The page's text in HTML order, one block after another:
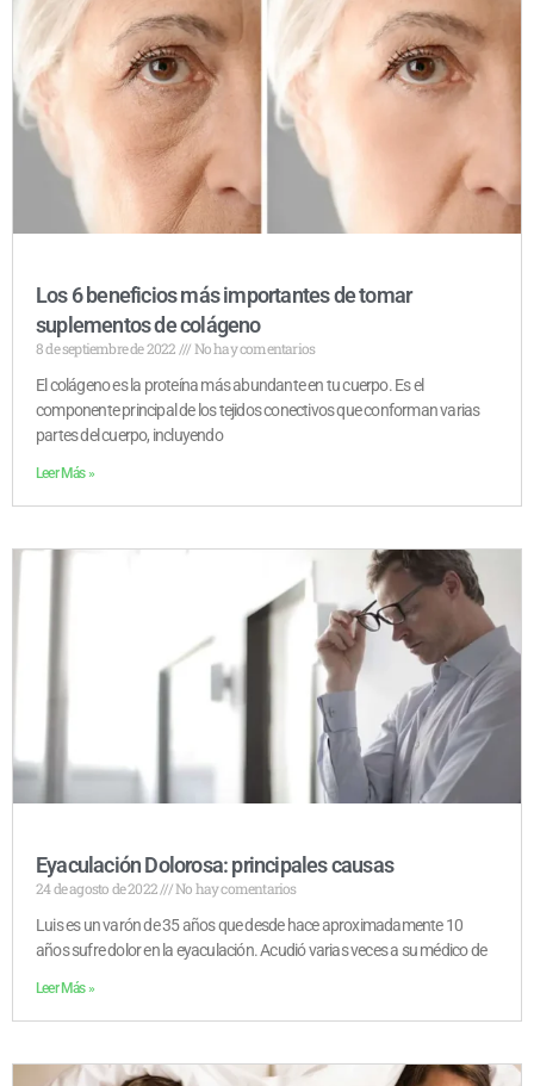
Los 6 beneficios más importantes de tomar
suplementos de colágeno
8 de septiembre de 2022
No hay comentarios
El colágeno es la proteína más abundante en tu cuerpo. Es el
componente principal de los tejidos conectivos que conforman varias
partes del cuerpo, incluyendo
Leer Más »
Eyaculación Dolorosa: principales causas
24 de agosto de 2022
No hay comentarios
Luis es un varón de 35 años que desde hace aproximadamente 10
años sufre dolor en la eyaculación. Acudió varias veces a su médico de
Leer Más »